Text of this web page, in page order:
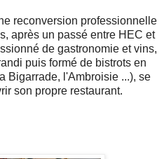
reconversion professionnelle
après un passé entre HEC et
de gastronomie et vins,
puis formé de bistrots en
Bigarrade, l'Ambroisie ...), se
son propre restaurant.